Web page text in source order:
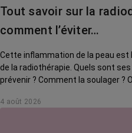
Tout savoir sur la
comment l’éviter…
Cette inflammation de la peau
de la radiothérapie. Quels sont
prévenir ? Comment la soulager ?
4 août 2026